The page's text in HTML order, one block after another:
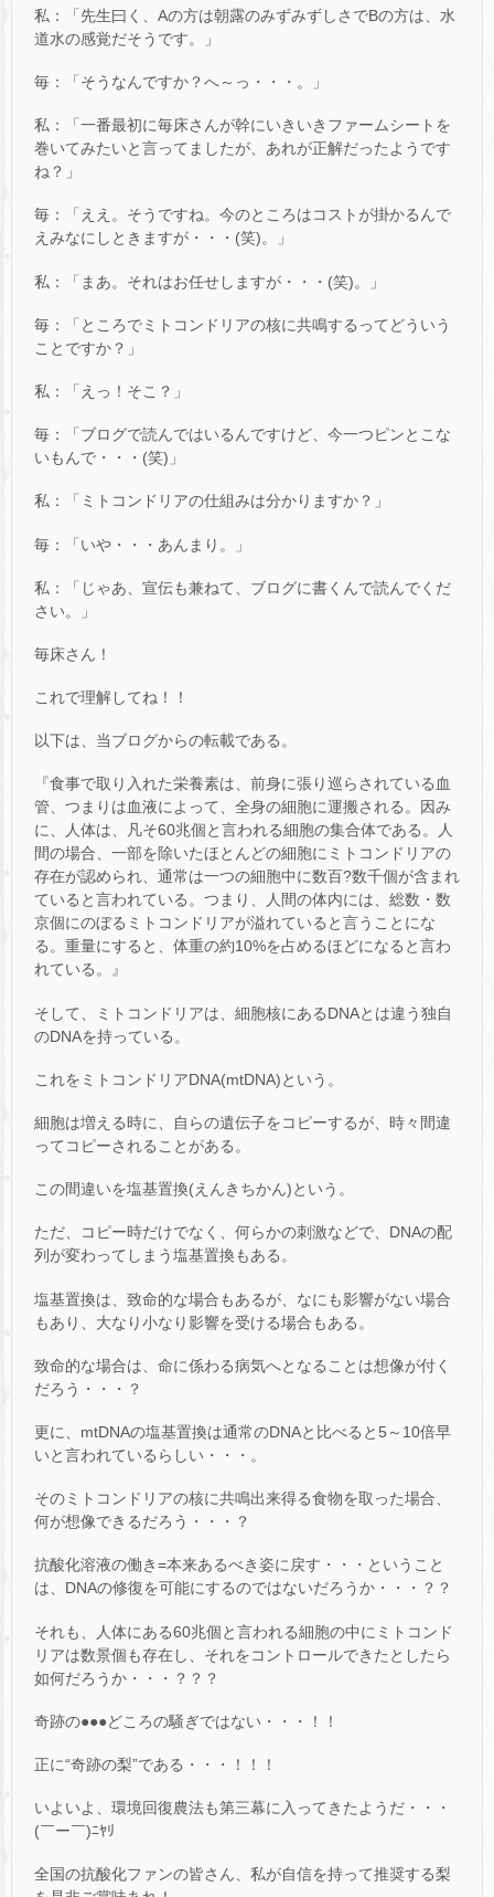
私：「先生曰く、Aの方は朝露のみずみずしさでBの方は、水
道水の感覚だそうです。」
毎：「そうなんですか？へ～っ・・・。」
私：「一番最初に毎床さんが幹にいきいきファームシートを
巻いてみたいと言ってましたが、あれが正解だったようです
ね？」
毎：「ええ。そうですね。今のところはコストが掛かるんで
えみなにしときますが・・・(笑)。」
私：「まあ。それはお任せしますが・・・(笑)。」
毎：「ところでミトコンドリアの核に共鳴するってどういう
ことですか？」
私：「えっ！そこ？」
毎：「ブログで読んではいるんですけど、今一つピンとこな
いもんで・・・(笑)」
私：「ミトコンドリアの仕組みは分かりますか？」
毎：「いや・・・あんまり。」
私：「じゃあ、宣伝も兼ねて、ブログに書くんで読んでくだ
さい。」
毎床さん！
これで理解してね！！
以下は、当ブログからの転載である。
『食事で取り入れた栄養素は、前身に張り巡らされている血
管、つまりは血液によって、全身の細胞に運搬される。因み
に、人体は、凡そ60兆個と言われる細胞の集合体である。人
間の場合、一部を除いたほとんどの細胞にミトコンドリアの
存在が認められ、通常は一つの細胞中に数百?数千個が含まれ
ていると言われている。つまり、人間の体内には、総数・数
京個にのぼるミトコンドリアが溢れていると言うことにな
る。重量にすると、体重の約10%を占めるほどになると言わ
れている。』
そして、ミトコンドリアは、細胞核にあるDNAとは違う独自
のDNAを持っている。
これをミトコンドリアDNA(mtDNA)という。
細胞は増える時に、自らの遺伝子をコピーするが、時々間違
ってコピーされることがある。
この間違いを塩基置換(えんきちかん)という。
ただ、コピー時だけでなく、何らかの刺激などで、DNAの配
列が変わってしまう塩基置換もある。
塩基置換は、致命的な場合もあるが、なにも影響がない場合
もあり、大なり小なり影響を受ける場合もある。
致命的な場合は、命に係わる病気へとなることは想像が付く
だろう・・・？
更に、mtDNAの塩基置換は通常のDNAと比べると5～10倍早
いと言われているらしい・・・。
そのミトコンドリアの核に共鳴出来得る食物を取った場合、
何が想像できるだろう・・・？
抗酸化溶液の働き=本来あるべき姿に戻す・・・ということ
は、DNAの修復を可能にするのではないだろうか・・・？？
それも、人体にある60兆個と言われる細胞の中にミトコンド
リアは数景個も存在し、それをコントロールできたとしたら
如何だろうか・・・？？？
奇跡の●●●どころの騒ぎではない・・・！！
正に“奇跡の梨”である・・・！！！
いよいよ、環境回復農法も第三幕に入ってきたようだ・・・
(￣ー￣)ﾆﾔﾘ
全国の抗酸化ファンの皆さん、私が自信を持って推奨する梨